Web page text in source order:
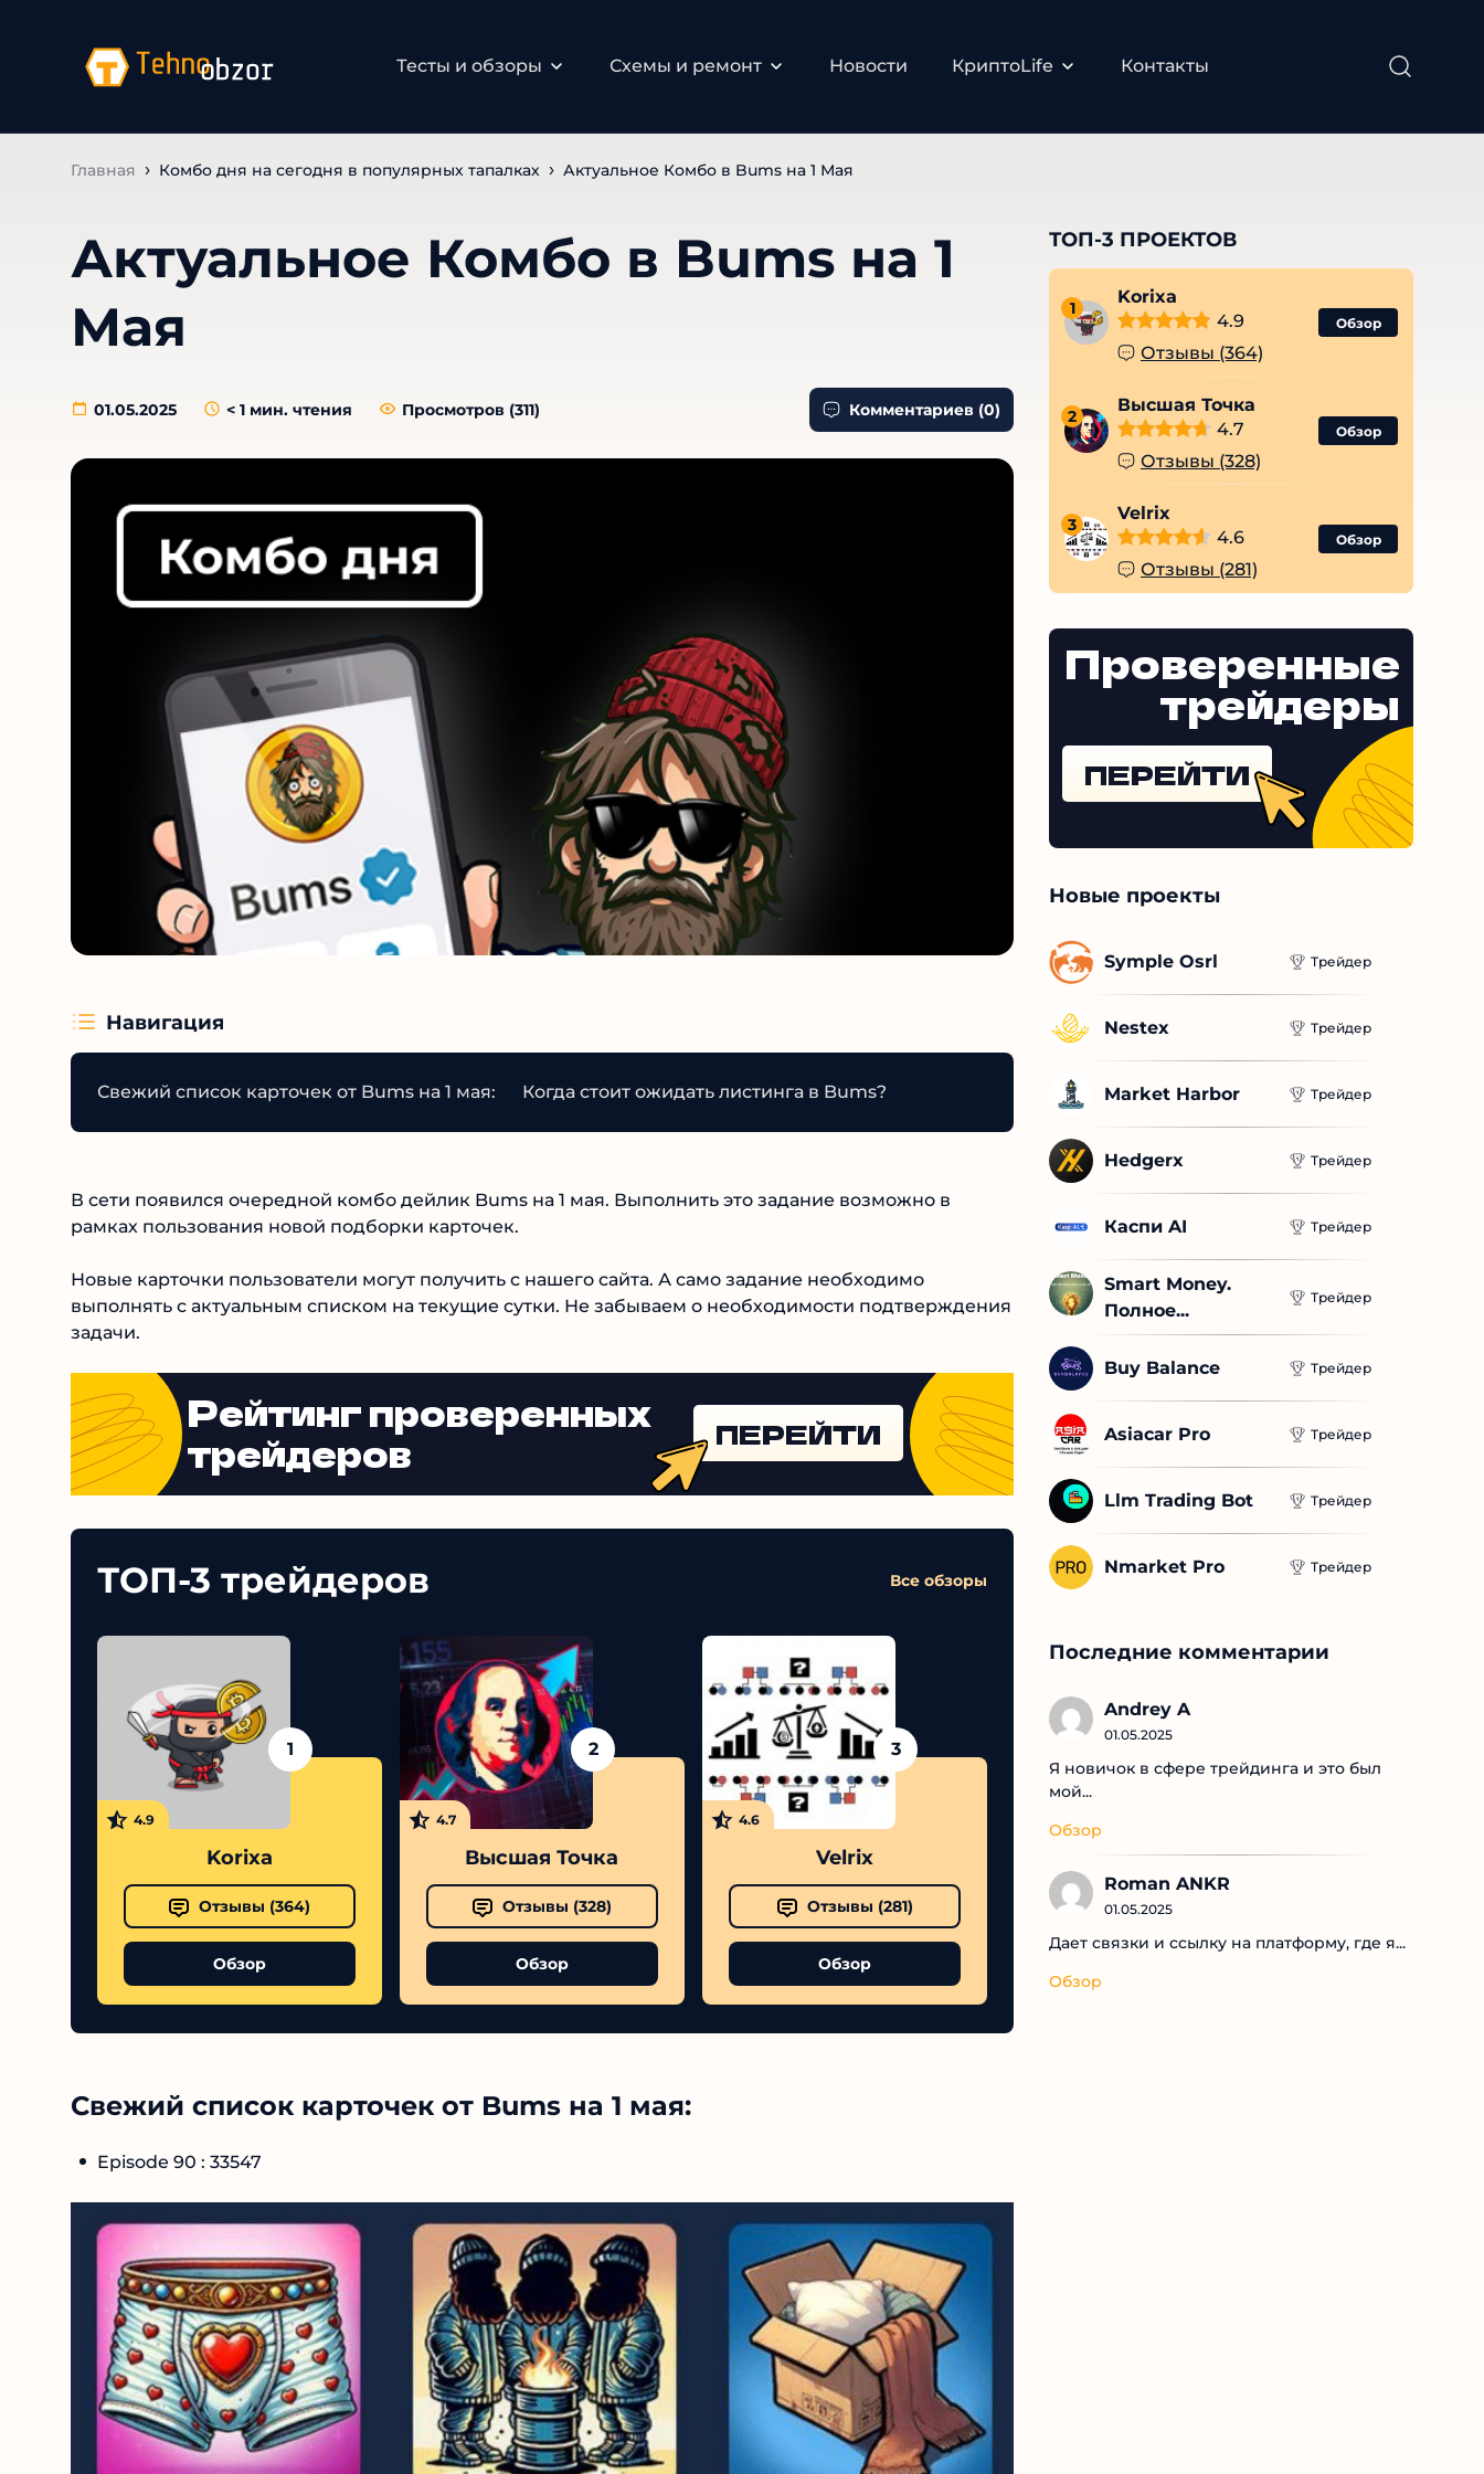
Тесты и обзоры Схемы и ремонт Новости КриптоLife Контакты
Главная Комбо дня на сегодня в популярных тапалках Актуальное Комбо в Bums на 1 Мая
Актуальное Комбо в Bums на 1
Мая
01.05.2025 < 1 мин. чтения Просмотров (311) Комментариев (0)
Навигация
Свежий список карточек от Bums на 1 мая: Когда стоит ожидать листинга в Bums?
В сети появился очередной комбо дейлик Bums на 1 мая. Выполнить это задание возможно в
рамках пользования новой подборки карточек.
Новые карточки пользователи могут получить с нашего сайта. А само задание необходимо
выполнять с актуальным списком на текущие сутки. Не забываем о необходимости подтверждения
задачи.
Рейтинг проверенных
трейдеров
ПЕРЕЙТИ
ТОП-3 трейдеров Все обзоры
1
4.9
Korixa
Отзывы (364)
Обзор
2
4.7
Высшая Точка
Отзывы (328)
Обзор
3
4.6
Velrix
Отзывы (281)
Обзор
Свежий список карточек от Bums на 1 мая:
Episode 90 : 33547
ТОП-3 ПРОЕКТОВ
1
Korixa
4.9
Отзывы (364)
Обзор
2
Высшая Точка
4.7
Отзывы (328)
Обзор
3
Velrix
4.6
Отзывы (281)
Обзор
Проверенные
трейдеры
ПЕРЕЙТИ
Новые проекты
Symple Osrl Трейдер
Nestex Трейдер
Market Harbor Трейдер
Hedgerx Трейдер
Каспи AI Трейдер
Smart Money.
Полное...
Трейдер
Buy Balance Трейдер
Asiacar Pro Трейдер
Llm Trading Bot Трейдер
Nmarket Pro Трейдер
Последние комментарии
Andrey A
01.05.2025
Я новичок в сфере трейдинга и это был
мой...
Обзор
Roman ANKR
01.05.2025
Дает связки и ссылку на платформу, где я...
Обзор